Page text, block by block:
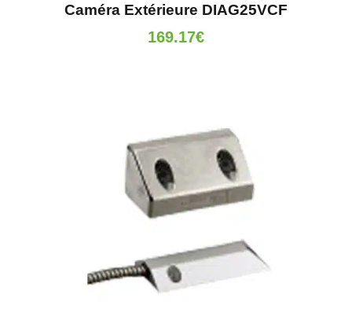
Caméra Extérieure DIAG25VCF
169.17€